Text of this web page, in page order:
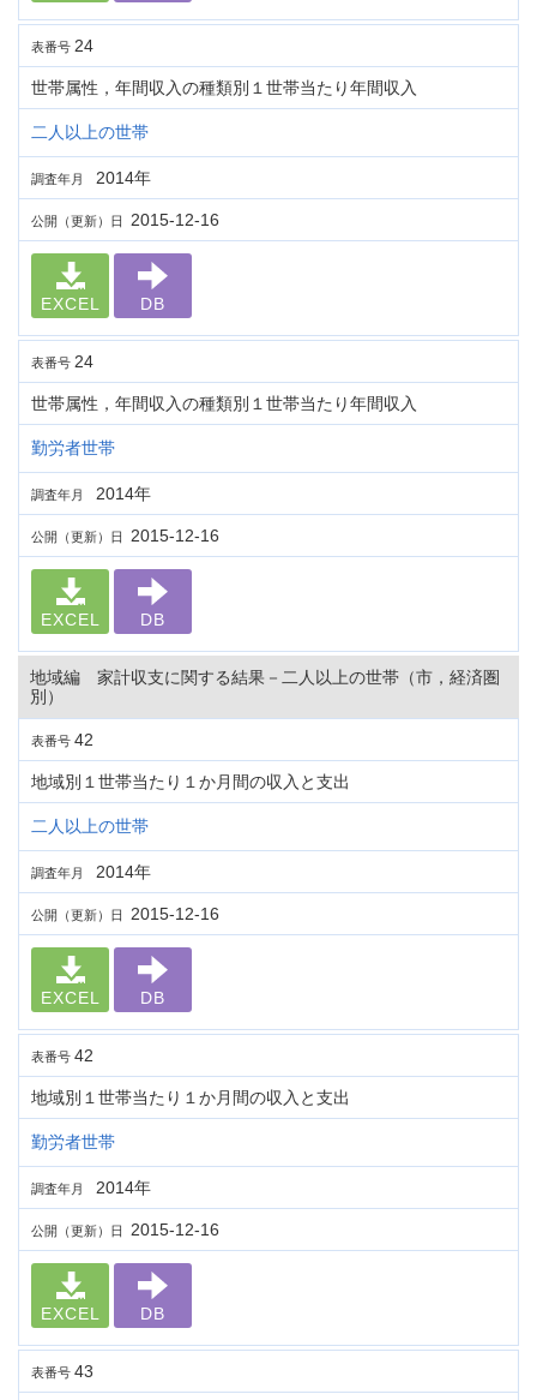
表番号 24
世帯属性，年間収入の種類別１世帯当たり年間収入
二人以上の世帯
調査年月 2014年
公開（更新）日 2015-12-16
EXCEL DB
表番号 24
世帯属性，年間収入の種類別１世帯当たり年間収入
勤労者世帯
調査年月 2014年
公開（更新）日 2015-12-16
EXCEL DB
地域編 家計収支に関する結果－二人以上の世帯（市，経済圏
別）
表番号 42
地域別１世帯当たり１か月間の収入と支出
二人以上の世帯
調査年月 2014年
公開（更新）日 2015-12-16
EXCEL DB
表番号 42
地域別１世帯当たり１か月間の収入と支出
勤労者世帯
調査年月 2014年
公開（更新）日 2015-12-16
EXCEL DB
表番号 43